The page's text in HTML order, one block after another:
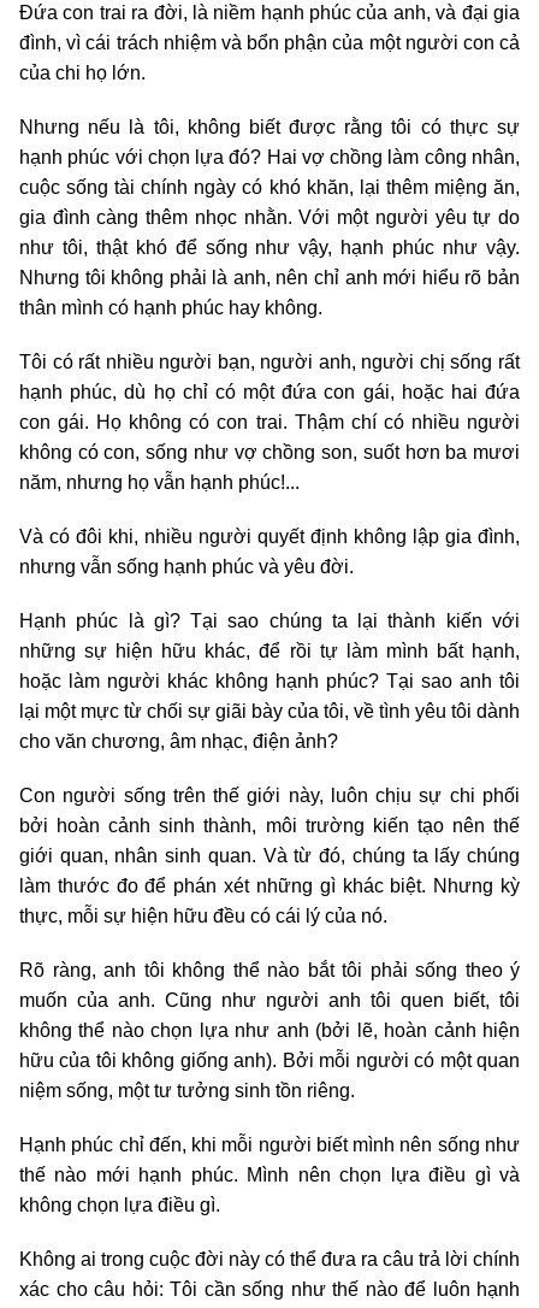
Đứa con trai ra đời, là niềm hạnh phúc của anh, và đại gia
đình, vì cái trách nhiệm và bổn phận của một người con cả
của chi họ lớn.
Nhưng nếu là tôi, không biết được rằng tôi có thực sự
hạnh phúc với chọn lựa đó? Hai vợ chồng làm công nhân,
cuộc sống tài chính ngày có khó khăn, lại thêm miệng ăn,
gia đình càng thêm nhọc nhằn. Với một người yêu tự do
như tôi, thật khó để sống như vậy, hạnh phúc như vậy.
Nhưng tôi không phải là anh, nên chỉ anh mới hiểu rõ bản
thân mình có hạnh phúc hay không.
Tôi có rất nhiều người bạn, người anh, người chị sống rất
hạnh phúc, dù họ chỉ có một đứa con gái, hoặc hai đứa
con gái. Họ không có con trai. Thậm chí có nhiều người
không có con, sống như vợ chồng son, suốt hơn ba mươi
năm, nhưng họ vẫn hạnh phúc!...
Và có đôi khi, nhiều người quyết định không lập gia đình,
nhưng vẫn sống hạnh phúc và yêu đời.
Hạnh phúc là gì? Tại sao chúng ta lại thành kiến với
những sự hiện hữu khác, để rồi tự làm mình bất hạnh,
hoặc làm người khác không hạnh phúc? Tại sao anh tôi
lại một mực từ chối sự giãi bày của tôi, về tình yêu tôi dành
cho văn chương, âm nhạc, điện ảnh?
Con người sống trên thế giới này, luôn chịu sự chi phối
bởi hoàn cảnh sinh thành, môi trường kiến tạo nên thế
giới quan, nhân sinh quan. Và từ đó, chúng ta lấy chúng
làm thước đo để phán xét những gì khác biệt. Nhưng kỳ
thực, mỗi sự hiện hữu đều có cái lý của nó.
Rõ ràng, anh tôi không thể nào bắt tôi phải sống theo ý
muốn của anh. Cũng như người anh tôi quen biết, tôi
không thể nào chọn lựa như anh (bởi lẽ, hoàn cảnh hiện
hữu của tôi không giống anh). Bởi mỗi người có một quan
niệm sống, một tư tưởng sinh tồn riêng.
Hạnh phúc chỉ đến, khi mỗi người biết mình nên sống như
thế nào mới hạnh phúc. Mình nên chọn lựa điều gì và
không chọn lựa điều gì.
Không ai trong cuộc đời này có thể đưa ra câu trả lời chính
xác cho câu hỏi: Tôi cần sống như thế nào để luôn hạnh